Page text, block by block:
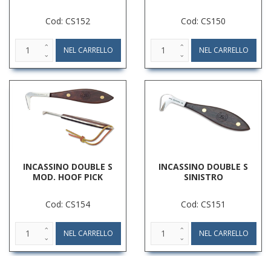
Cod: CS152 Cod: CS150
INCASSINO DOUBLE S
MOD. HOOF PICK
Cod: CS154
INCASSINO DOUBLE S
SINISTRO
Cod: CS151